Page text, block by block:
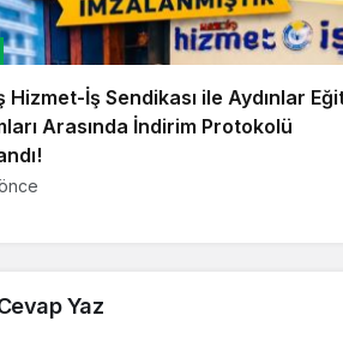
Hizmet-İş Sendikası ile Aydınlar
Arasında İndirim Protokolü
Yaz